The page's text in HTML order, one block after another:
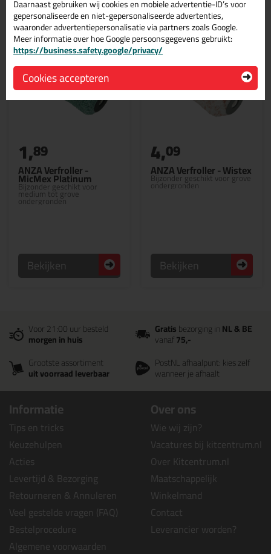
ANZA Verfroller -
MicMex Platinum
Bijzonder geschikt voor
medium tot grove
ondergronden
1,89
Bekijken
ANZA Verfroller - Wistex
Bijzonder geschikt voor grove
ondergronden
4,09
Bekijken
Voor 21:00 uur besteld
morgen in huis
Gratisbezorging inNL & BE
vanaf75,-
Grootste assortiment
uit voorraad leverbaar
PostNL afhaalpunt: kies zelf
wanneer je afhaalt
Informatie
Tips en tricks
Keuzehulpen
Acties
Levertijd & Bezorging
Retourneren & Annuleren
Veel gestelde vragen (FAQ)
Bestelprocedure
Algemene voorwaarden
Over ons
Wie wij zijn?
Vacatures bij kitcentrum.nl
Over Kitcentrum.nl
Maatschappelijk
Winkelmand
Contact
Leverancier worden?
Daarnaast gebruiken wij cookies en mobiele advertentie-ID’s voor
gepersonaliseerde en niet-gepersonaliseerde advertenties,
waaronder advertentiepersonalisatie via partners zoals Google.
Meer informatie over hoe Google persoonsgegevens gebruikt:
https://business.safety.google/privacy/
Cookies accepteren